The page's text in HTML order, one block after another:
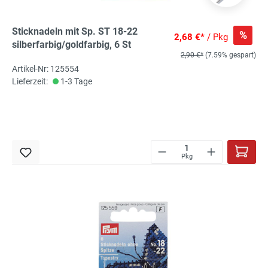
Sticknadeln mit Sp. ST 18-22
silberfarbig/goldfarbig, 6 St
2,68 €* / Pkg %
2,90 €* (7.59% gespart)
Artikel-Nr: 125554
Lieferzeit:
1-3 Tage
Pkg